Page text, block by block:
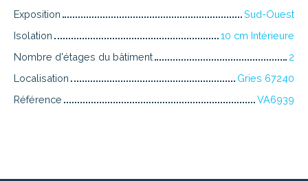
Exposition
Sud-Ouest
Isolation
10 cm Intérieure
Nombre d'étages du bâtiment
2
Localisation
Gries 67240
Référence
VA6939